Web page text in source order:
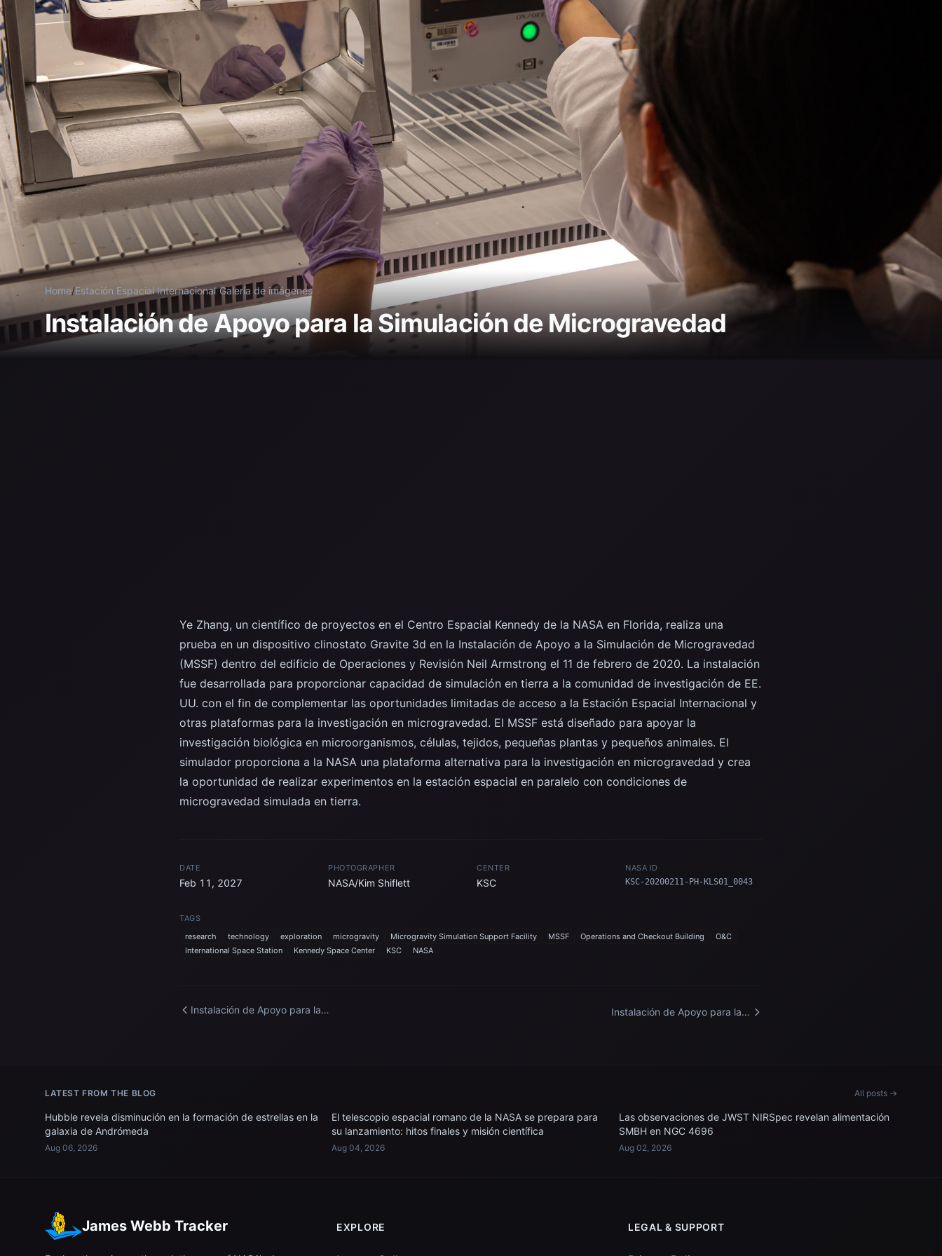
Home/Estación Espacial Internacional/Galería de imágenes
Instalación de Apoyo para la Simulación de Microgravedad
Ye Zhang, un científico de proyectos en el Centro Espacial Kennedy de la NASA en Florida, realiza una
prueba en un dispositivo clinostato Gravite 3d en la Instalación de Apoyo a la Simulación de Microgravedad
(MSSF) dentro del edificio de Operaciones y Revisión Neil Armstrong el 11 de febrero de 2020. La instalación
fue desarrollada para proporcionar capacidad de simulación en tierra a la comunidad de investigación de EE.
UU. con el fin de complementar las oportunidades limitadas de acceso a la Estación Espacial Internacional y
otras plataformas para la investigación en microgravedad. El MSSF está diseñado para apoyar la
investigación biológica en microorganismos, células, tejidos, pequeñas plantas y pequeños animales. El
simulador proporciona a la NASA una plataforma alternativa para la investigación en microgravedad y crea
la oportunidad de realizar experimentos en la estación espacial en paralelo con condiciones de
microgravedad simulada en tierra.
DATE
Feb 11, 2027
PHOTOGRAPHER
NASA/Kim Shiflett
CENTER
KSC
NASA ID
KSC-20200211-PH-KLS01_0043
TAGS
research
technology exploration microgravity Microgravity Simulation Support Facility MSSF Operations and Checkout Building
O&C
International Space Station
Kennedy Space Center KSC NASA
Instalación de Apoyo para la
Instalación de Apoyo para la
LATEST FROM THE BLOG All posts →
Hubble revela disminución en la formación de estrellas en la
galaxia de Andrómeda
Aug 06, 2026
El telescopio espacial romano de la NASA se prepara para
su lanzamiento: hitos finales y misión científica
Aug 04, 2026
Las observaciones de JWST NIRSpec revelan alimentación
SMBH en NGC 4696
Aug 02, 2026
James Webb Tracker EXPLORE LEGAL & SUPPORT